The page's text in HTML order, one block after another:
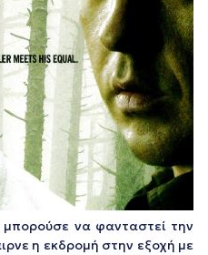
μπορούσε να φανταστεί την
η εκδρομή στην εξοχή με